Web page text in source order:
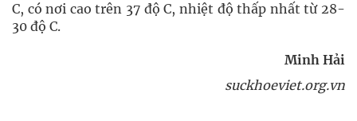
C, có nơi cao trên 37 độ C, nhiệt độ thấp nhất từ 28-
30 độ C.
Minh Hải
suckhoeviet.org.vn